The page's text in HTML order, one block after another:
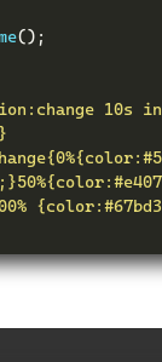
();